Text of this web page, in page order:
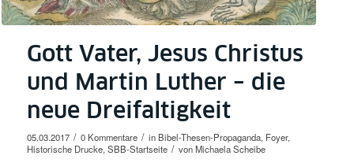
Gott Vater, Jesus Christus
und Martin Luther – die
neue Dreifaltigkeit
05.03.2017 / 0 Kommentare / in Bibel-Thesen-Propaganda, Foyer,
Historische Drucke, SBB-Startseite / vonMichaela Scheibe